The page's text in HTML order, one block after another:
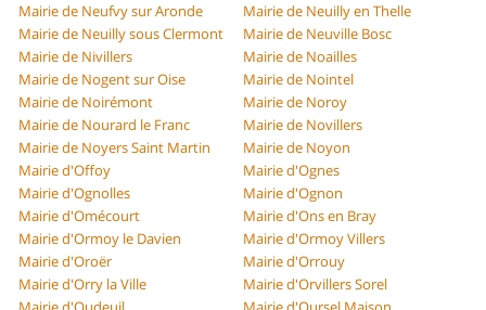
Mairie de Neufvy sur Aronde
Mairie de Neuilly en Thelle
Mairie de Neuilly sous Clermont
Mairie de Neuville Bosc
Mairie de Nivillers
Mairie de Noailles
Mairie de Nogent sur Oise
Mairie de Nointel
Mairie de Noirémont
Mairie de Noroy
Mairie de Nourard le Franc
Mairie de Novillers
Mairie de Noyers Saint Martin
Mairie de Noyon
Mairie d'Offoy
Mairie d'Ognes
Mairie d'Ognolles
Mairie d'Ognon
Mairie d'Omécourt
Mairie d'Ons en Bray
Mairie d'Ormoy le Davien
Mairie d'Ormoy Villers
Mairie d'Oroër
Mairie d'Orrouy
Mairie d'Orry la Ville
Mairie d'Orvillers Sorel